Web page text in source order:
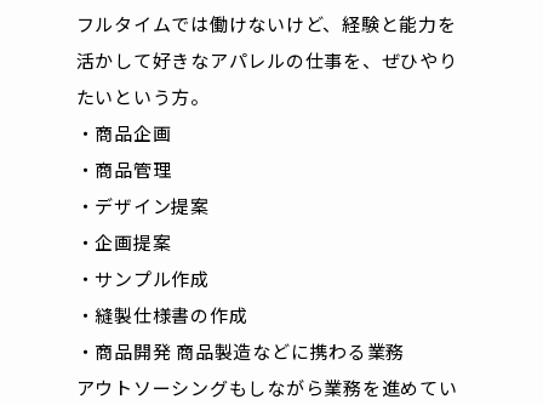
フルタイムでは働けないけど、経験と能力を
活かして好きなアパレルの仕事を、ぜひやり
たいという方。
・商品企画
・商品管理
・デザイン提案
・企画提案
・サンプル作成
・縫製仕様書の作成
・商品開発 商品製造などに携わる業務
アウトソーシングもしながら業務を進めてい